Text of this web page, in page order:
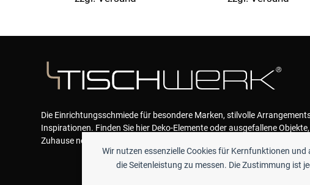
Wir nutzen essenzielle Cookies für Kernfunktionen
die Seitenleistung zu messen. Die Zustimmung ist
Die Einrichtungsschmiede für besondere Marken, stilvolle
Inspirationen. Finden Sie hier Deko-Elemente oder ausgefallene
Zuhause neue Akzente geben und das Wohlfühlen garantieren.